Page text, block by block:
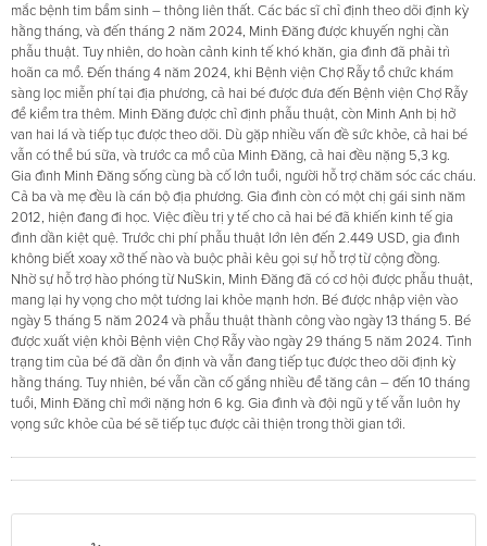
mắc bệnh tim bẩm sinh – thông liên thất. Các bác sĩ chỉ định theo dõi định kỳ
hằng tháng, và đến tháng 2 năm 2024, Minh Đăng được khuyến nghị cần
phẫu thuật. Tuy nhiên, do hoàn cảnh kinh tế khó khăn, gia đình đã phải trì
hoãn ca mổ. Đến tháng 4 năm 2024, khi Bệnh viện Chợ Rẫy tổ chức khám
sàng lọc miễn phí tại địa phương, cả hai bé được đưa đến Bệnh viện Chợ Rẫy
để kiểm tra thêm. Minh Đăng được chỉ định phẫu thuật, còn Minh Anh bị hở
van hai lá và tiếp tục được theo dõi. Dù gặp nhiều vấn đề sức khỏe, cả hai bé
vẫn có thể bú sữa, và trước ca mổ của Minh Đăng, cả hai đều nặng 5,3 kg.
Gia đình Minh Đăng sống cùng bà cố lớn tuổi, người hỗ trợ chăm sóc các cháu.
Cả ba và mẹ đều là cán bộ địa phương. Gia đình còn có một chị gái sinh năm
2012, hiện đang đi học. Việc điều trị y tế cho cả hai bé đã khiến kinh tế gia
đình dần kiệt quệ. Trước chi phí phẫu thuật lớn lên đến 2.449 USD, gia đình
không biết xoay xở thế nào và buộc phải kêu gọi sự hỗ trợ từ cộng đồng.
Nhờ sự hỗ trợ hào phóng từ NuSkin, Minh Đăng đã có cơ hội được phẫu thuật,
mang lại hy vọng cho một tương lai khỏe mạnh hơn. Bé được nhập viện vào
ngày 5 tháng 5 năm 2024 và phẫu thuật thành công vào ngày 13 tháng 5. Bé
được xuất viện khỏi Bệnh viện Chợ Rẫy vào ngày 29 tháng 5 năm 2024. Tình
trạng tim của bé đã dần ổn định và vẫn đang tiếp tục được theo dõi định kỳ
hằng tháng. Tuy nhiên, bé vẫn cần cố gắng nhiều để tăng cân – đến 10 tháng
tuổi, Minh Đăng chỉ mới nặng hơn 6 kg. Gia đình và đội ngũ y tế vẫn luôn hy
vọng sức khỏe của bé sẽ tiếp tục được cải thiện trong thời gian tới.